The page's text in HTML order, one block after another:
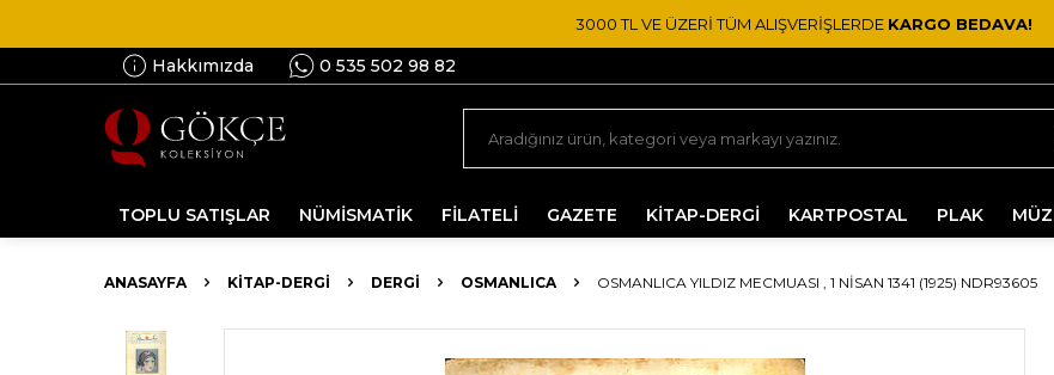
3000 TL VE ÜZERİ TÜM ALIŞVERİŞLERDE KARGO BEDAVA!
Hakkımızda 0 535 502 98 82
TOPLU SATIŞLAR NÜMİSMATİK FİLATELİ GAZETE KİTAP-DERGİ KARTPOSTAL PLAK
ANASAYFA KİTAP-DERGİ DERGI OSMANLICA OSMANLICA YILDIZ MECMUASI , 1 NISAN 1341 (1925) NDR93605